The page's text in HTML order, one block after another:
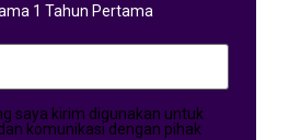
1 Tahun Pertama
saya kirim digunakan untuk
komunikasi dengan pihak